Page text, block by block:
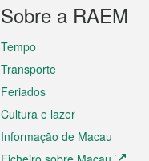
Sobre a RAEM
Tempo
Transporte
Feriados
Cultura e lazer
Informação de Macau